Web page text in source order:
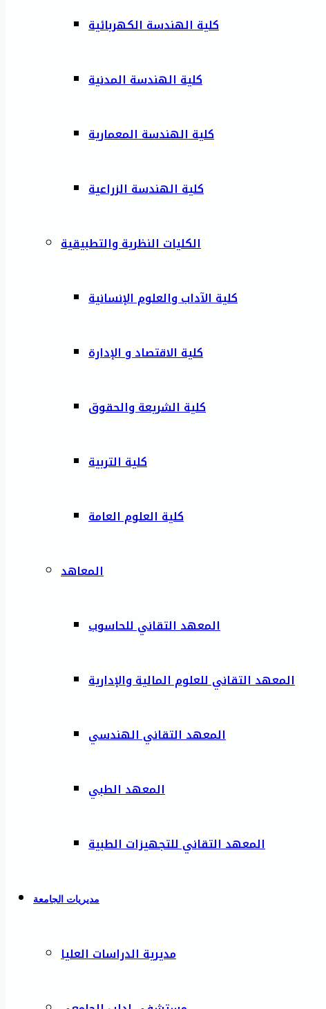
كلية الهندسة الكهربائية
كلية الهندسة المدنية
كلية الهندسة المعمارية
كلية الهندسة الزراعية
الكليات النظرية والتطبيقية
كلية الآداب والعلوم الإنسانية
كلية الاقتصاد و الإدارة
كلية الشريعة والحقوق
كلية التربية
كلية العلوم العامة
المعاهد
المعهد التقاني للحاسوب
المعهد التقاني للعلوم المالية والإدارية
المعهد التقاني الهندسي
المعهد الطبي
المعهد التقاني للتجهيزات الطبية
مديريات الجامعة
مديرية الدراسات العليا